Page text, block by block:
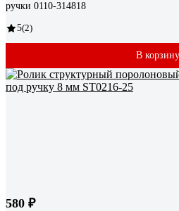
ручки 0110-314818
5(2)
В корзину
580 ₽